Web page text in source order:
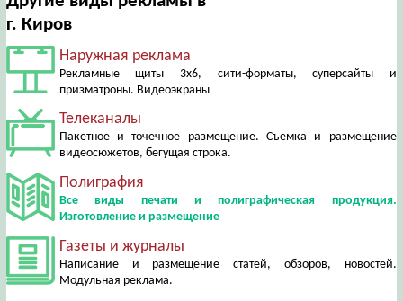
г. Киров
Наружная реклама
Рекламные щиты 3х6, сити-форматы, суперсайты и
призматроны. Видеоэкраны
Телеканалы
Пакетное и точечное размещение. Съемка и размещение
видеосюжетов, бегущая строка.
Полиграфия
Все виды печати и полиграфическая продукция.
Изготовление и размещение
Газеты и журналы
Написание и размещение статей, обзоров, новостей.
Модульная реклама.